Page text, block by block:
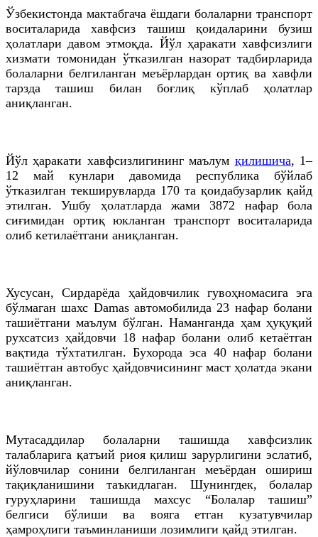
Ўзбекистонда мактабгача ёшдаги болаларни транспорт
воситаларида хавфсиз ташиш қоидаларини бузиш
ҳолатлари давом этмоқда. Йўл ҳаракати хавфсизлиги
хизмати томонидан ўтказилган назорат тадбирларида
болаларни белгиланган меъёрлардан ортиқ ва хавфли
тарзда ташиш билан боғлиқ кўплаб ҳолатлар
аниқланган.
Йўл ҳаракати хавфсизлигининг маълум қилишича, 1–
12 май кунлари давомида республика бўйлаб
ўтказилган текширувларда 170 та қоидабузарлик қайд
этилган. Ушбу ҳолатларда жами 3872 нафар бола
сиғимидан ортиқ юкланган транспорт воситаларида
олиб кетилаётгани аниқланган.
Хусусан, Сирдарёда ҳайдовчилик гувоҳномасига эга
бўлмаган шахс Damas автомобилида 23 нафар болани
ташиётгани маълум бўлган. Наманганда ҳам ҳуқуқий
рухсатсиз ҳайдовчи 18 нафар болани олиб кетаётган
вақтида тўхтатилган. Бухорода эса 40 нафар болани
ташиётган автобус ҳайдовчисининг маст ҳолатда экани
аниқланган.
Мутасаддилар болаларни ташишда хавфсизлик
талабларига қатъий риоя қилиш зарурлигини эслатиб,
йўловчилар сонини белгиланган меъёрдан ошириш
тақиқланишини таъкидлаган. Шунингдек, болалар
гуруҳларини ташишда махсус “Болалар ташиш”
белгиси бўлиши ва вояга етган кузатувчилар
ҳамроҳлиги таъминланиши лозимлиги қайд этилган.